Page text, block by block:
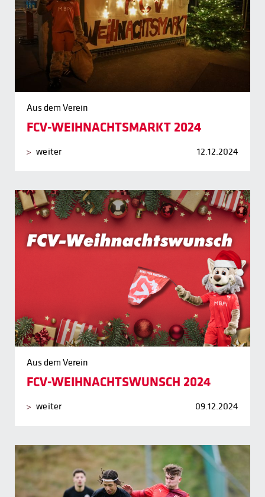
Aus dem Verein
FCV-WEIHNACHTSMARKT 2024
weiter 12.12.2024
Aus dem Verein
FCV-WEIHNACHTSWUNSCH 2024
weiter 09.12.2024